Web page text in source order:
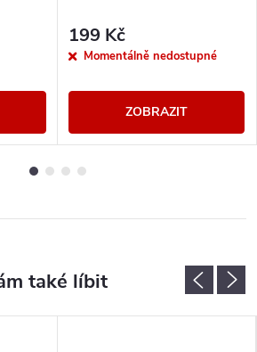
199 Kč
Momentálně nedostupné
ZOBRAZIT